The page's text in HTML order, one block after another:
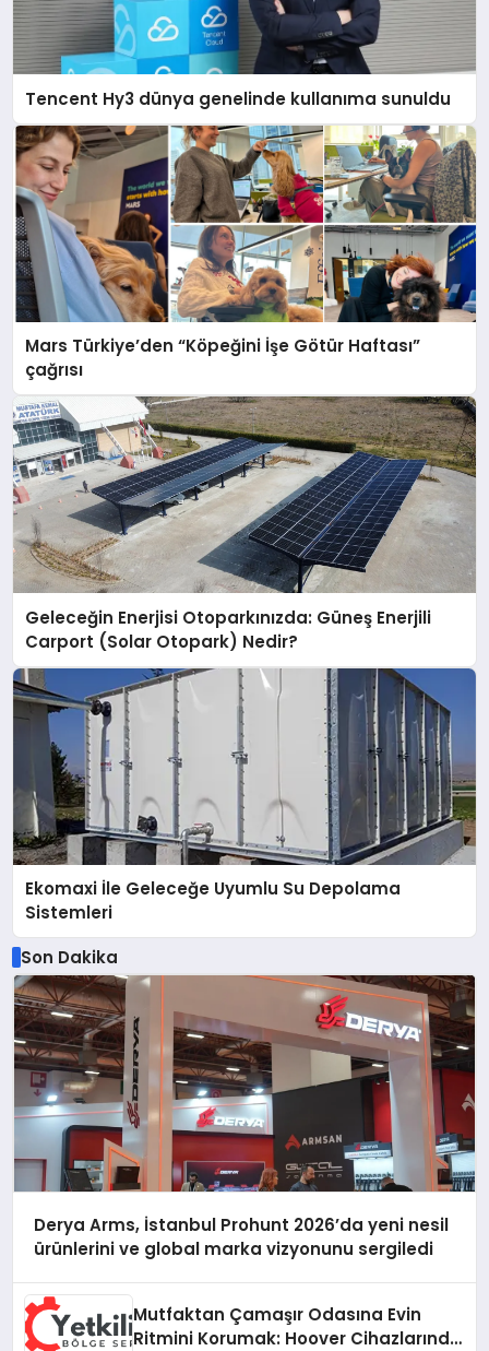
Tencent Hy3 dünya genelinde kullanıma sunuldu
Mars Türkiye’den “Köpeğini İşe Götür Haftası”
çağrısı
Geleceğin Enerjisi Otoparkınızda: Güneş Enerjili
Carport (Solar Otopark) Nedir?
Ekomaxi İle Geleceğe Uyumlu Su Depolama
Sistemleri
Son Dakika
Derya Arms, İstanbul Prohunt 2026’da yeni nesil
ürünlerini ve global marka vizyonunu sergiledi
Mutfaktan Çamaşır Odasına Evin
Ritmini Korumak: Hoover Cihazlarında